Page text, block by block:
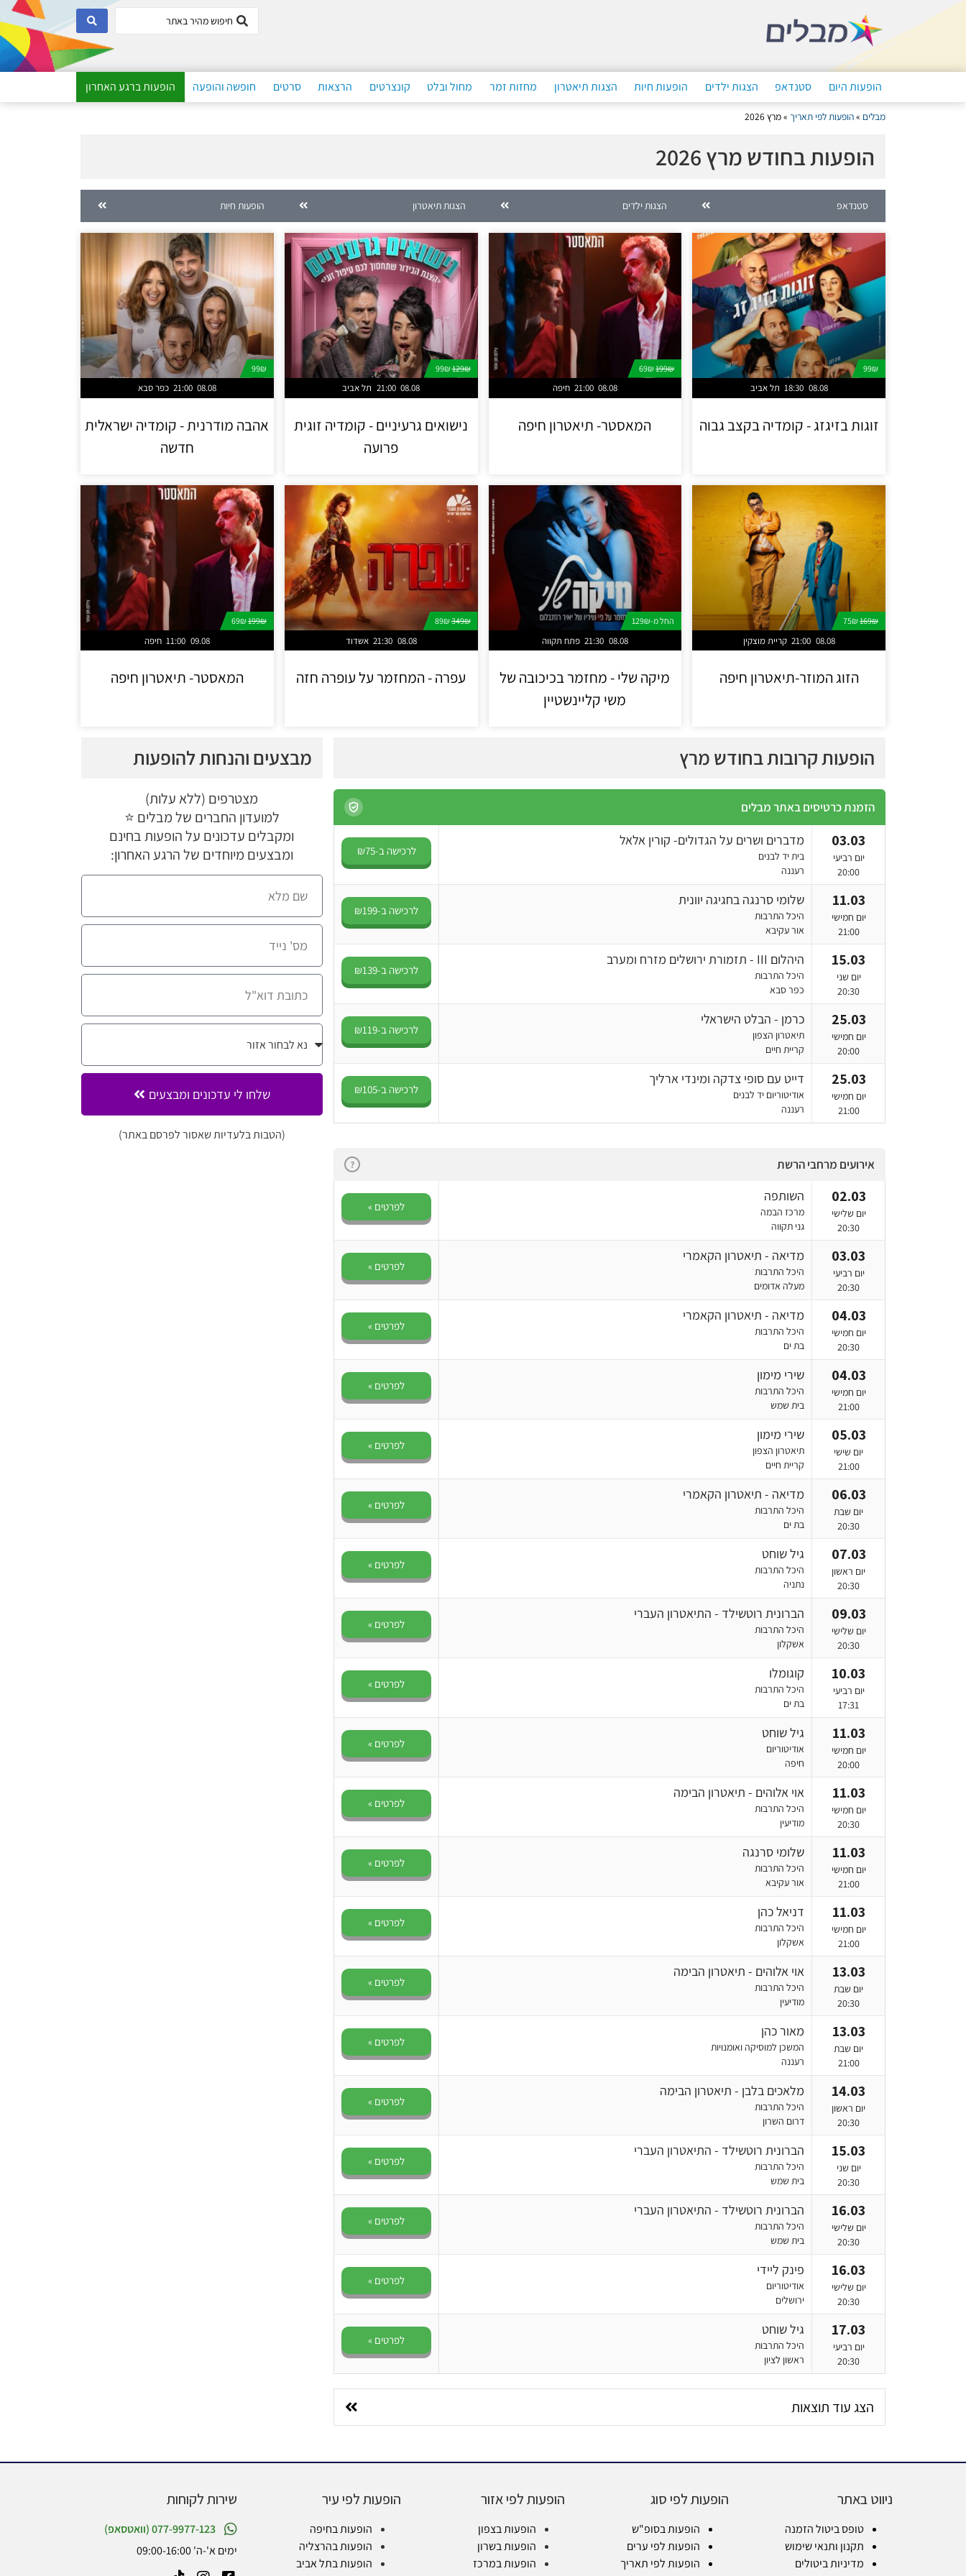
הופעות היום סטנדאפ הצגות ילדים הופעות חיות הצגות תיאטרון מחזות זמר מחול ובלט קונצרטים הרצאות סרטים חופשה והופעה הופעות ברגע האחרון
מבלים »הופעות לפי תאריך »מרץ 2026
הופעות בחודש מרץ 2026
סטנדאפ הצגות ילדים הצגות תיאטרון הופעות חיות
99₪
תל אביב 18:30 08.08
זוגות בזיגזג - קומדיה בקצב גבוה
199₪
69₪
חיפה 21:00 08.08
המאסטר- תיאטרון חיפה
129₪
99₪
תל אביב 21:00 08.08
נישואים גרעיניים - קומדיה זוגית
פרועה
99₪
כפר סבא 21:00 08.08
אהבה מודרנית - קומדיה ישראלית
חדשה
169₪
קריית מוצקין 21:00 08.08
הזוג המוזר-תיאטרון חיפה
החל מ-129₪
פתח תקווה 21:30 08.08
מיקה שלי - מחזמר בכיכובה של
משי קליינשטיין
349₪
89₪
אשדוד 21:30 08.08
עפרה - המחזמר על עופרה חזה
199₪
69₪
חיפה 11:00 09.08
המאסטר- תיאטרון חיפה
הופעות קרובות בחודש מרץ
הזמנת כרטיסים באתר מבלים
03.03
יום רביעי
20:00
מדברים ושרים על הגדולים- קורין אלאל
בית יד לבנים
רעננה
לרכישה ב-₪75
11.03
יום חמישי
21:00
שלומי סרנגה בחגיגה יוונית
היכל התרבות
אור עקיבא
לרכישה ב-₪199
15.03
יום שני
20:30
היהלום III - תזמורת ירושלים מזרח ומערב
היכל התרבות
כפר סבא
לרכישה ב-₪139
25.03
יום חמישי
20:00
כרמן - הבלט הישראלי
תיאטרון הצפון
קריית חיים
לרכישה ב-₪119
25.03
יום חמישי
21:00
דייט עם סופי צדקה ומינדי ארליך
אודיטוריום יד לבנים
רעננה
לרכישה ב-₪105
אירועים מרחבי הרשת ?
02.03
יום שלישי
20:30
השותפה
מרכז הבמה
גני תקווה
לפרטים »
03.03
יום רביעי
20:30
מדיאה‎ - תיאטרון הקאמרי
היכל התרבות
מעלה אדומים
לפרטים »
04.03
יום חמישי
20:30
מדיאה‎ - תיאטרון הקאמרי
היכל התרבות
בת ים
לפרטים »
04.03
יום חמישי
21:00
שירי מימון
היכל התרבות
בית שמש
לפרטים »
05.03
יום שישי
21:00
שירי מימון
תיאטרון הצפון
קריית חיים
לפרטים »
06.03
יום שבת
20:30
מדיאה‎ - תיאטרון הקאמרי
היכל התרבות
בת ים
לפרטים »
07.03
יום ראשון
20:30
גיל שוחט
היכל התרבות
נתניה
לפרטים »
09.03
יום שלישי
20:30
הברונית רוטשילד - התיאטרון העברי
היכל התרבות
אשקלון
לפרטים »
10.03
יום רביעי
17:31
קוגומלו
היכל התרבות
בת ים
לפרטים »
11.03
יום חמישי
20:00
גיל שוחט
אודיטוריום
חיפה
לפרטים »
11.03
יום חמישי
20:30
אוי אלוהים - תיאטרון הבימה
היכל התרבות
מודיעין
לפרטים »
11.03
יום חמישי
21:00
שלומי סרנגה
היכל התרבות
אור עקיבא
לפרטים »
11.03
יום חמישי
21:00
דניאל כהן
היכל התרבות
אשקלון
לפרטים »
13.03
יום שבת
20:30
אוי אלוהים - תיאטרון הבימה
היכל התרבות
מודיעין
לפרטים »
13.03
יום שבת
21:00
מאור כהן
המשכן למוסיקה ואומנויות
רעננה
לפרטים »
14.03
יום ראשון
20:30
מלאכים בלבן - תיאטרון הבימה
היכל התרבות
דרום השרון
לפרטים »
15.03
יום שני
20:30
הברונית רוטשילד - התיאטרון העברי
היכל התרבות
בית שמש
לפרטים »
16.03
יום שלישי
20:30
הברונית רוטשילד - התיאטרון העברי
היכל התרבות
בית שמש
לפרטים »
16.03
יום שלישי
20:30
פינק ליידי
אודיטוריום
ירושלים
לפרטים »
17.03
יום רביעי
20:30
גיל שוחט
היכל התרבות
ראשון לציון
לפרטים »
הצג עוד תוצאות
מבצעים והנחות להופעות
מצטרפים (ללא עלות)
למועדון החברים של מבלים ⭐
ומקבלים עדכונים על הופעות בחינם
ומבצעים מיוחדים של הרגע האחרון:
שלחו לי עדכונים ומבצעים
(הטבות בלעדיות שאסור לפרסם באתר)
ניווט באתר
טופס ביטול הזמנה
תקנון ותנאי שימוש
מדיניות ביטולים
הופעות לפי סוג
הופעות בסופ"ש
הופעות לפי ערים
הופעות לפי תאריך
הופעות לפי אזור
הופעות בצפון
הופעות בשרון
הופעות במרכז
הופעות לפי עיר
הופעות בחיפה
הופעות בהרצליה
הופעות בתל אביב
שירות לקוחות
077-9977-123 (וואטסאפ)
ימים א'-ה' 09:00-16:00